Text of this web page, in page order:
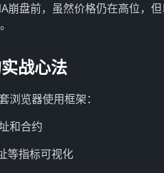
崩盘前，虽然价格仍在高位，
战心法
浏览器使用框架：
和合约
等指标可视化